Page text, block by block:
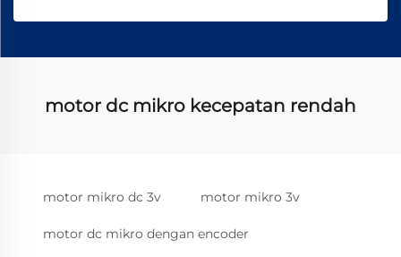
motor dc mikro kecepatan rendah
motor mikro dc 3v motor mikro 3v
motor dc mikro dengan encoder